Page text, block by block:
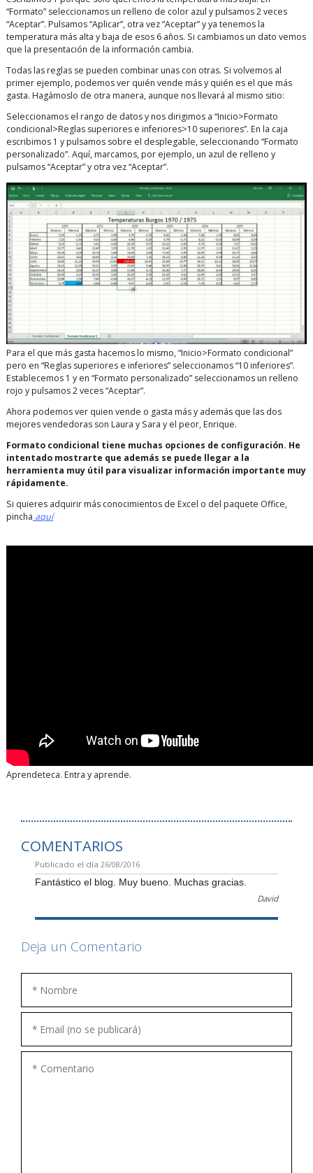
“Formato” seleccionamos un relleno de color azul y pulsamos 2 veces
“Aceptar”. Pulsamos “Aplicar”, otra vez “Aceptar” y ya tenemos la
temperatura más alta y baja de esos 6 años. Si cambiamos un dato vemos
que la presentación de la información cambia.
Todas las reglas se pueden combinar unas con otras. Si volvemos al
primer ejemplo, podemos ver quién vende más y quién es el que más
gasta. Hagámoslo de otra manera, aunque nos llevará al mismo sitio:
Seleccionamos el rango de datos y nos dirigimos a “Inicio>Formato
condicional>Reglas superiores e inferiores>10 superiores”. En la caja
escribimos 1 y pulsamos sobre el desplegable, seleccionando “Formato
personalizado”. Aquí, marcamos, por ejemplo, un azul de relleno y
pulsamos “Aceptar” y otra vez “Aceptar”.
Para el que más gasta hacemos lo mismo, “Inicio>Formato condicional”
pero en “Reglas superiores e inferiores” seleccionamos “10 inferiores”.
Establecemos 1 y en “Formato personalizado” seleccionamos un relleno
rojo y pulsamos 2 veces “Aceptar”.
Ahora podemos ver quien vende o gasta más y además que las dos
mejores vendedoras son Laura y Sara y el peor, Enrique.
Formato condicional tiene muchas opciones de configuración. He
intentado mostrarte que además se puede llegar a la
herramienta muy útil para visualizar información importante muy
rápidamente.
Si quieres adquirir más conocimientos de Excel o del paquete Office,
pincha aquí
Aprendeteca. Entra y aprende.
COMENTARIOS
Publicado el día 26/08/2016
Fantástico el blog. Muy bueno. Muchas gracias.
David
Deja un Comentario